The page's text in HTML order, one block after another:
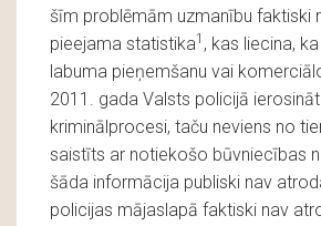
šīm problēmām uzmanību faktiski
pieejama statistika1 , kas liecina,
labuma pieņemšanu vai
2011. gada Valsts policijā
kriminālprocesi, taču neviens no
saistīts ar notiekošo būvniecības
šāda informācija publiski nav
policijas mājaslapā faktiski nav